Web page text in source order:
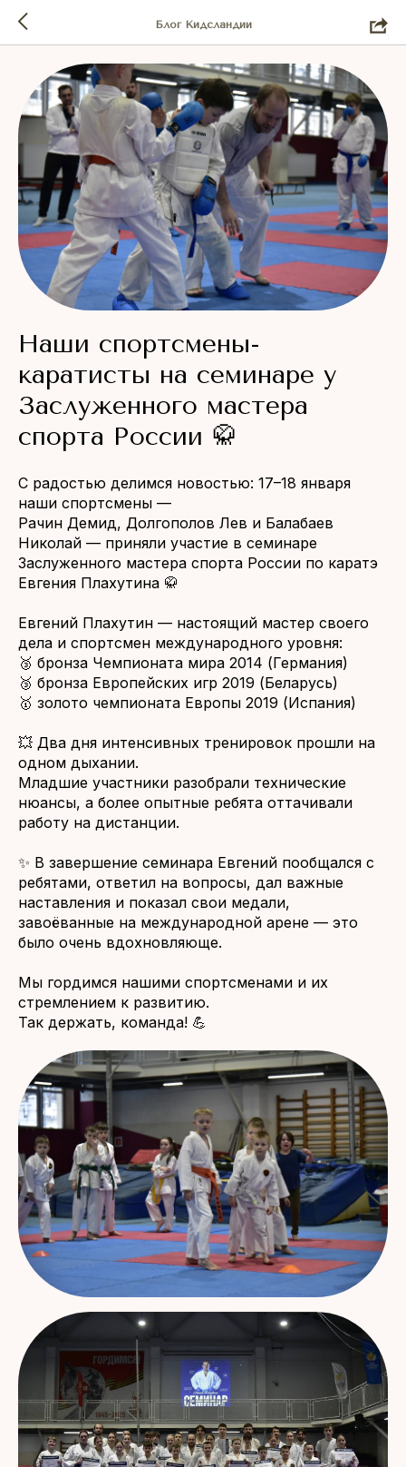
Блог Кидсландии
Наши спортсмены-
каратисты на семинаре у
Заслуженного мастера
спорта России 🥋
С радостью делимся новостью: 17–18 января
наши спортсмены —
Рачин Демид, Долгополов Лев и Балабаев
Николай — приняли участие в семинаре
Заслуженного мастера спорта России по каратэ
Евгения Плахутина 🥋
Евгений Плахутин — настоящий мастер своего
дела и спортсмен международного уровня:
🥉 бронза Чемпионата мира 2014 (Германия)
🥉 бронза Европейских игр 2019 (Беларусь)
🥇 золото чемпионата Европы 2019 (Испания)
💥 Два дня интенсивных тренировок прошли на
одном дыхании.
Младшие участники разобрали технические
нюансы, а более опытные ребята оттачивали
работу на дистанции.
✨ В завершение семинара Евгений пообщался с
ребятами, ответил на вопросы, дал важные
наставления и показал свои медали,
завоёванные на международной арене — это
было очень вдохновляюще.
Мы гордимся нашими спортсменами и их
стремлением к развитию.
Так держать, команда! 💪